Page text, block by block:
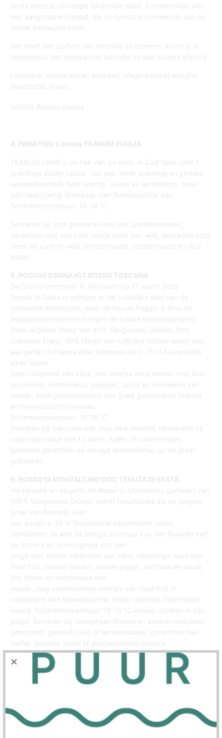
en de tweede zijn diepe robijnrode kleur. Evenwichtige wijn
met aangename frisheid, die de typische kenmerken van de
streek behouden heeft.
Het heeft een parfum van minerale en bloemen aroma's, is
harmonieus met zijdezachte tannines en een zuivere afdronk.
Lamsrack, eendenborst, antipasti, (vegetarische) lasagne,
bruschetta, pasta.
90/100 Antonio Galloni
4. PRIMITIVO Cantina TEANUM PUGLIA
TEANUM zetelt in de hak van de laars, in Zuid Italie rond ‘t
prachtige stadje Lecce. Gul sap, meer spanning en grotere
verteerbaarheid. Niet overrijp, zwaar en alcoholisch, maar
juist heel prettig drinkbaar. Een fluweelzachte wijn
Schenktemperatuur: 16-18 °C
Serveren bij: licht gerookte rode biet, paddenstoelen,
gerechten met een klein zoetje denk aan wild, gebraden rood
vlees als rund en wild, lamsschouder, stoofschotels en rijpe
kazen.
5. POGGIO D’ARNA IGT ROSSO TOSCANA
De Grote Hamersma: 9. Geproefd op 17 maart 2020
Tenuta di Sesta is gelegen in het zuidelijke deel van de
gemeente Montalcino, waar de heuvel Poggio d Arna de
wijngaarden beschermt tegen de koude noordelijke wind.
Deze originele blend van 40% Sangiovese Grosso, 30%
Cabernet Franc, 30% Merlot van kalkrijke bodem wordt een
jaar gerijpt in Franse Allier barriques en in 15 hl Slavonische
eiken vaten.
Diep robijnrood van kleur, met intense neus waarin rood fruit
en kruiden. Harmonieus, gepolijst, zacht en omhullend van
smaak, mooi gestructureerd met goed gedoseerde frisheid
en fluweelzachte tannines.
Schenktemperatuur: 16-18 °C
Serveren bij: Een rode wijn voor elke maaltijd, uitstekend bij
rood vlees maar ook bij lams-, kalfs- of varkensvlees,
groenten gerechten en stevige witvissoorten op de graat
gebakken
6. ROSSO DI MONTALCINO DOC TENUTA DI SESTA
Vol klassiek en elegant, de Rosso di Montalcino, gemaakt van
100% Sangiovese Grosso, wordt beschouwd als de jongere
broer van Brunello. Een
jaar gerijpt in 20 hl Slavonische eikenhouten vaten,
combineert de wijn de statige structuur van een Brunello met
de frisheid en levendigheid van een
jonge wijn. Intens robijnrood van kleur, uitbundige neus met
rood fruit, zwarte bessen, zwarte peper, zoethout en tabak.
Vol, intens en harmonieus van
smaak, lang aanhoudende aroma’s van rood fruit in
combinatie met fluweelzachte, ronde tannines. Een feestje
waard. Schenktemperatuur: 16-18 °C advies: drinken in zijn
jeugd. Serveren bij: Ossenhaas Rossini en andere rundvlees-
gerechten, gestoofd wild of lamsschouder, gerechten met
truffel, gevulde ravioli of paddenstoelen pasta’s.
Aantal
In winkelwagen